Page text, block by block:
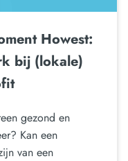
Howest:
bij (lokale)
gezond en
Kan een
van een